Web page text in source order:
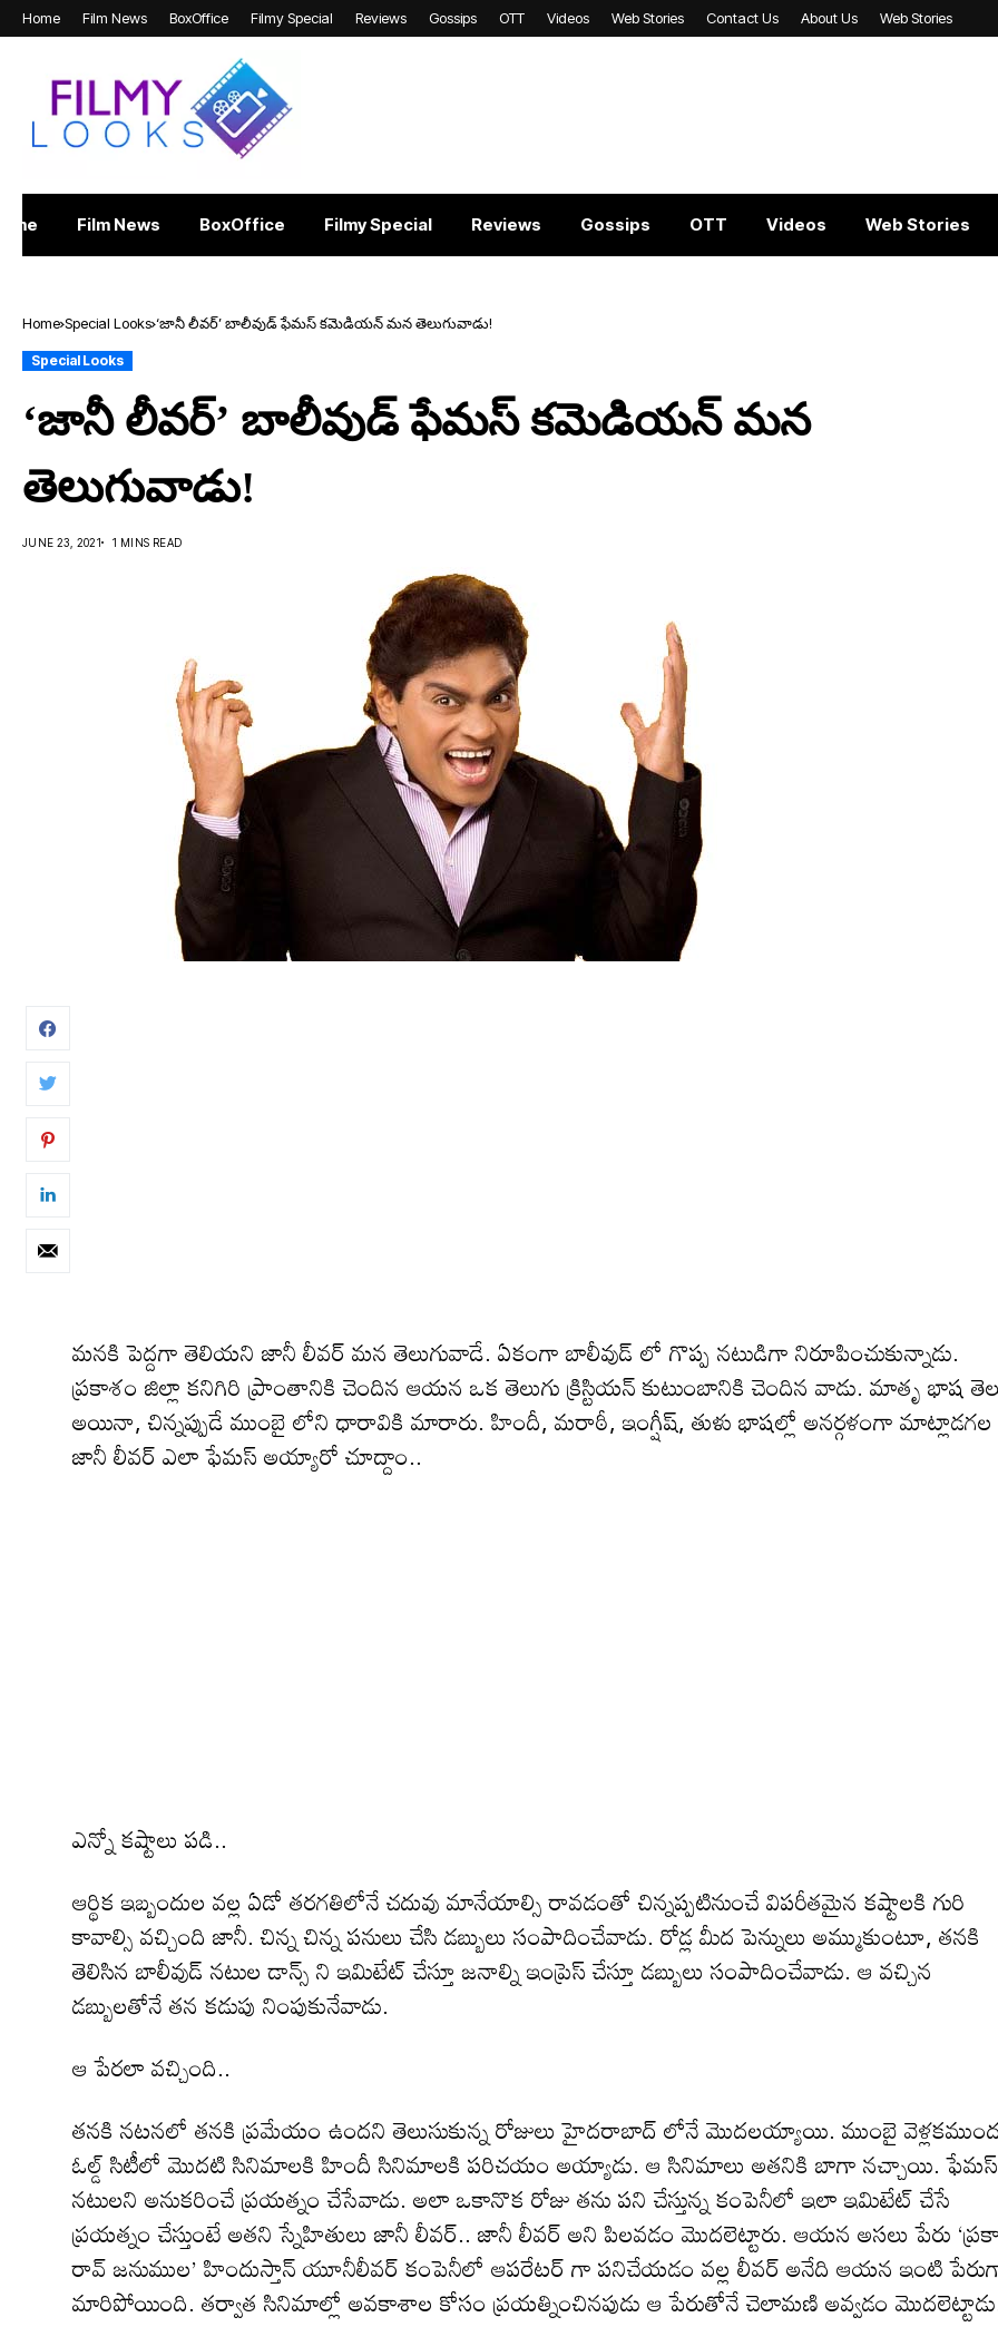
Home Film News BoxOffice Filmy Special Reviews Gossips OTT Videos Web Stories Contact Us About Us Web Stories
Film News BoxOffice Filmy Special Reviews Gossips OTT Videos Web Stories
Home Special Looks ‘జానీ లీవర్’ బాలీవుడ్ ఫేమస్ కమెడియన్ మన తెలుగువాడు!
Special Looks
‘జానీ లీవర్’ బాలీవుడ్ ఫేమస్ కమెడియన్ మన
తెలుగువాడు!
JUNE 23, 2021 1 MINS READ
మనకి పెద్దగా తెలియని జానీ లీవర్ మన తెలుగువాడే. ఏకంగా బాలీవుడ్ లో గొప్ప నటుడిగా నిరూపించుకున్నాడు.
ప్రకాశం జిల్లా కనిగిరి ప్రాంతానికి చెందిన ఆయన ఒక తెలుగు క్రిస్టియన్ కుటుంబానికి చెందిన వాడు. మాతృ భాష
అయినా, చిన్నప్పుడే ముంబై లోని ధారావికి మారారు. హిందీ, మరాఠీ, ఇంగ్షీష్, తుళు భాషల్లో అనర్గళంగా మాట్లాడగల
జానీ లీవర్ ఎలా ఫేమస్ అయ్యారో చూద్దాం..
ఎన్నో కష్టాలు పడి..
ఆర్థిక ఇబ్బందుల వల్ల ఏడో తరగతిలోనే చదువు మానేయాల్సి రావడంతో చిన్నప్పటినుంచే విపరీతమైన కష్టాలకి గురి
కావాల్సి వచ్చింది జానీ. చిన్న చిన్న పనులు చేసి డబ్బులు సంపాదించేవాడు. రోడ్ల మీద పెన్నులు అమ్ముకుంటూ, తనకి
తెలిసిన బాలీవుడ్ నటుల డాన్స్ ని ఇమిటేట్ చేస్తూ జనాల్ని ఇంప్రెస్ చేస్తూ డబ్బులు సంపాదించేవాడు. ఆ వచ్చిన
డబ్బులతోనే తన కడుపు నింపుకునేవాడు.
ఆ పేరలా వచ్చింది..
తనకి నటనలో తనకి ప్రమేయం ఉందని తెలుసుకున్న రోజులు హైదరాబాద్ లోనే మొదలయ్యాయి. ముంబై
ఓల్డ్ సిటీలో మొదటి సినిమాలకి హిందీ సినిమాలకి పరిచయం అయ్యాడు. ఆ సినిమాలు అతనికి బాగా నచ్చాయి. ఫేమస్
నటులని అనుకరించే ప్రయత్నం చేసేవాడు. అలా ఒకానొక రోజు తను పని చేస్తున్న కంపెనీలో ఇలా ఇమిటేట్ చేసే
ప్రయత్నం చేస్తుంటే అతని స్నేహితులు జానీ లీవర్.. జానీ లీవర్ అని పిలవడం మొదలెట్టారు. ఆయన అసలు పేరు
రావ్ జనుముల’ హిందుస్తాన్ యూనీలీవర్ కంపెనీలో ఆపరేటర్ గా పనిచేయడం వల్ల లీవర్ అనేది ఆయన ఇంటి
మారిపోయింది. తర్వాత సినిమాల్లో అవకాశాల కోసం ప్రయత్నించినపుడు ఆ పేరుతోనే చెలామణి అవ్వడం